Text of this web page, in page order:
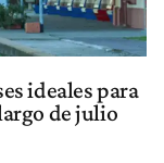
ideales para
de julio